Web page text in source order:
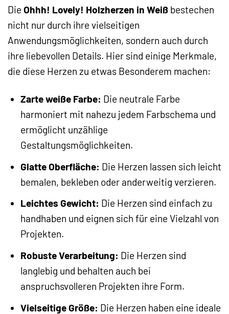
Die Ohhh! Lovely! Holzherzen in Weiß bestechen
nicht nur durch ihre vielseitigen
Anwendungsmöglichkeiten, sondern auch durch
ihre liebevollen Details. Hier sind einige Merkmale,
die diese Herzen zu etwas Besonderem machen:
Zarte weiße Farbe: Die neutrale Farbe
harmoniert mit nahezu jedem Farbschema und
ermöglicht unzählige
Gestaltungsmöglichkeiten.
Glatte Oberfläche: Die Herzen lassen sich leicht
bemalen, bekleben oder anderweitig verzieren.
Leichtes Gewicht: Die Herzen sind einfach zu
handhaben und eignen sich für eine Vielzahl von
Projekten.
Robuste Verarbeitung: Die Herzen sind
langlebig und behalten auch bei
anspruchsvolleren Projekten ihre Form.
Vielseitige Größe: Die Herzen haben eine ideale